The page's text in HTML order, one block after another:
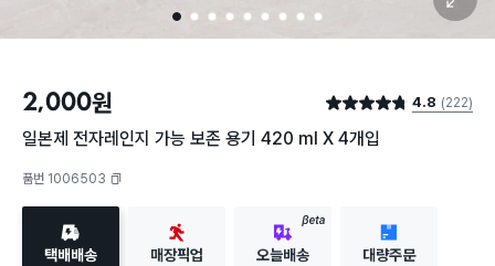
1 2 3 4 5 6 7 8 9
확대 보기
2,000원 별점 4.8점 4.8 (222)
일본제 전자레인지 가능 보존 용기 420 ml X 4개입
품번 1006503
택배배송 매장픽업
BETA
오늘배송
대량주문